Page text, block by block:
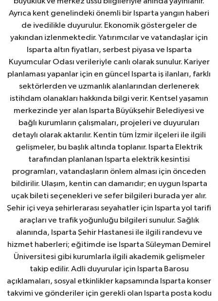
Ayrıca kent genelindeki önemli bir Isparta yangın haberi
de ivedilikle duyurulur. Ekonomik göstergeler de
yakından izlenmektedir. Yatırımcılar ve vatandaşlar için
Isparta altın fiyatları, serbest piyasa ve Isparta
Kuyumcular Odası verileriyle canlı olarak sunulur. Kariyer
planlaması yapanlar için en güncel Isparta iş ilanları, farklı
sektörlerden ve uzmanlık alanlarından derlenerek
istihdam olanakları hakkında bilgi verir. Kentsel yaşamın
merkezinde yer alan Isparta Büyükşehir Belediyesi ve
bağlı kurumların çalışmaları, projeleri ve duyuruları
detaylı olarak aktarılır. Kentin tüm İzmir ilçeleri ile ilgili
gelişmeler, bu başlık altında toplanır. Isparta Elektrik
tarafından planlanan Isparta elektrik kesintisi
programları, vatandaşların önlem alması için önceden
bildirilir. Ulaşım, kentin can damarıdır; en uygun Isparta
uçak bileti seçenekleri ve sefer bilgileri burada yer alır.
Şehir içi veya şehirlerarası seyahatler için Isparta yol tarifi
araçları ve trafik yoğunluğu bilgileri sunulur. Sağlık
alanında, Isparta Şehir Hastanesi ile ilgili randevu ve
hizmet haberleri; eğitimde ise Isparta Süleyman Demirel
Üniversitesi gibi kurumlarla ilgili akademik gelişmeler
takip edilir. Adli duyurular için Isparta Barosu
açıklamaları, sosyal etkinlikler kapsamında Isparta konser
takvimi ve gönderiler için gerekli olan Isparta posta kodu